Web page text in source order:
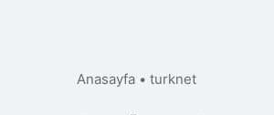
Anasayfa • turknet